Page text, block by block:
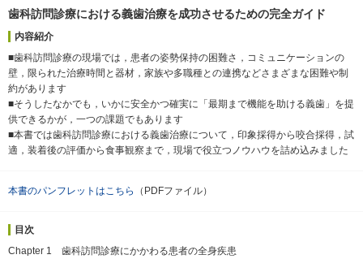
歯科訪問診療における義歯治療を成功させるための完全ガイド
内容紹介
■歯科訪問診療の現場では，患者の姿勢保持の困難さ，コミュニケーションの
壁，限られた治療時間と器材，家族や多職種との連携などさまざまな困難や制
約があります
■そうしたなかでも，いかに安全かつ確実に「最期まで機能を助ける義歯」を提
供できるかが，一つの課題でもあります
■本書では歯科訪問診療における義歯治療について，印象採得から咬合採得，試
適，装着後の評価から食事観察まで，現場で役立つノウハウを詰め込みました
本書のパンフレットはこちら （PDFファイル）
目次
Chapter 1 歯科訪問診療にかかわる患者の全身疾患